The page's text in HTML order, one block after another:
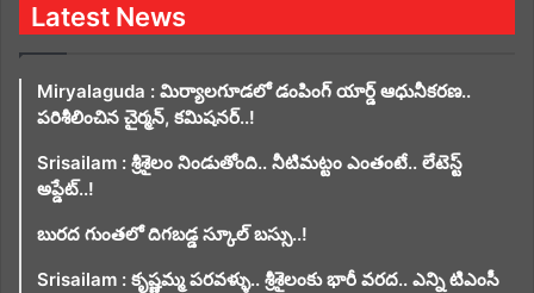
Latest News
Miryalaguda : మిర్యాలగూడలో డంపింగ్ యార్డ్ ఆధునీకరణ..
పరిశీలించిన చైర్మన్, కమిషనర్..!
Srisailam : శ్రీశైలం నిండుతోంది.. నీటిమట్టం ఎంతంటే.. లేటెస్ట్
అప్డేట్..!
బురద గుంతలో దిగబడ్డ స్కూల్ బస్సు..!
Srisailam : కృష్ణమ్మ పరవళ్ళు.. శ్రీశైలంకు భారీ వరద.. ఎన్ని టిఎంసీ